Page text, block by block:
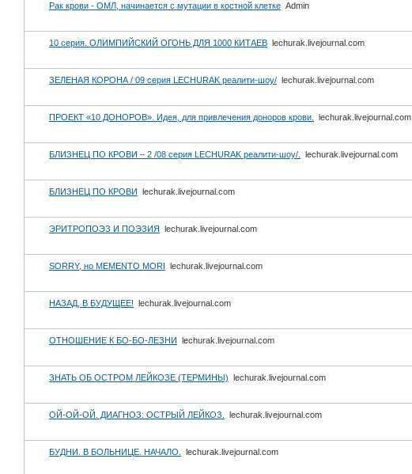
Рак крови - ОМЛ, начинается с мутации в костной клетке Admin
10 серия. ОЛИМПИЙСКИЙ ОГОНЬ ДЛЯ 1000 КИТАЕВ lechurak.livejournal.com
ЗЕЛЕНАЯ КОРОНА / 09 серия LECHURAK реалити-шоу/ lechurak.livejournal.com
ПРОЕКТ «10 ДОНОРОВ». Идея, для привлечения доноров крови. lechurak.livejournal.com
БЛИЗНЕЦ ПО КРОВИ – 2 /08 серия LECHURAK реалити-шоу/. lechurak.livejournal.com
БЛИЗНЕЦ ПО КРОВИ lechurak.livejournal.com
ЭРИТРОПОЭЗ И ПОЭЗИЯ lechurak.livejournal.com
SORRY, но MEMENTO MORI lechurak.livejournal.com
НАЗАД, В БУДУЩЕЕ! lechurak.livejournal.com
ОТНОШЕНИЕ К БО-БО-ЛЕЗНИ lechurak.livejournal.com
ЗНАТЬ ОБ ОСТРОМ ЛЕЙКОЗЕ (ТЕРМИНЫ) lechurak.livejournal.com
ОЙ-ОЙ-ОЙ. ДИАГНОЗ: ОСТРЫЙ ЛЕЙКОЗ. lechurak.livejournal.com
БУДНИ. В БОЛЬНИЦЕ. НАЧАЛО. lechurak.livejournal.com